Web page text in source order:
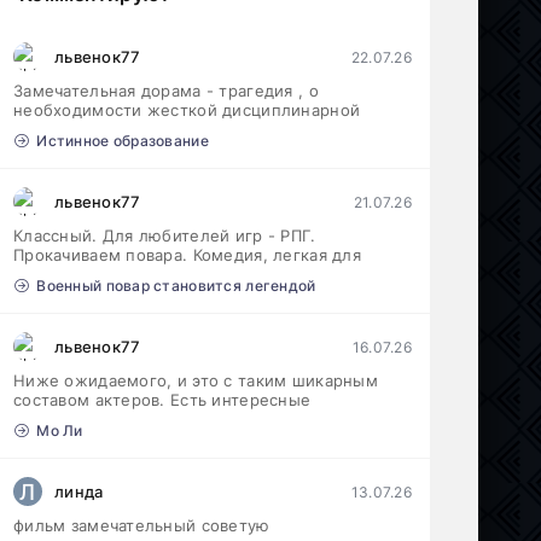
львенок77 22.07.26
Замечательная дорама - трагедия , о
необходимости жесткой дисциплинарной
Истинное образование
львенок77 21.07.26
Классный. Для любителей игр - РПГ.
Прокачиваем повара. Комедия, легкая для
Военный повар становится легендой
львенок77 16.07.26
Ниже ожидаемого, и это с таким шикарным
составом актеров. Есть интересные
Мо Ли
Л линда 13.07.26
фильм замечательный советую